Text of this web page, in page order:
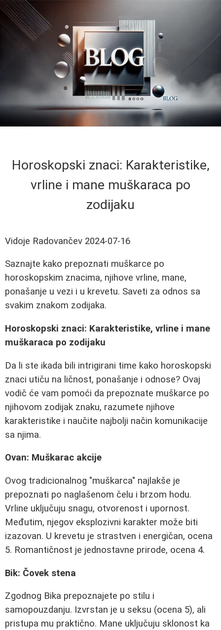
Horoskopski znaci: Karakteristike,
vrline i mane muškaraca po
zodijaku
Vidoje Radovančev 2024-07-16
Saznajte kako prepoznati muškarce po
horoskopskim znacima, njihove vrline, mane,
ponašanje u vezi i u krevetu. Saveti za odnos sa
svakim znakom zodijaka.
Horoskopski znaci: Karakteristike, vrline i mane
muškaraca po zodijaku
Da li ste ikada bili intrigirani time kako horoskopski
znaci utiču na ličnost, ponašanje i odnose? Ovaj
vodič će vam pomoći da prepoznate muškarce po
njihovom zodijak znaku, razumete njihove
karakteristike i naučite najbolji način komunikacije
sa njima.
Ovan: Muškarac akcije
Ovog tradicionalnog "muškarca" najlakše je
prepoznati po naglašenom čelu i brzom hodu.
Vrline uključuju snagu, otvorenost i upornost.
Međutim, njegov eksplozivni karakter može biti
izazovan. U krevetu je strastven i energičan, ocena
5. Romantičnost je jednostavne prirode, ocena 4.
Bik: Čovek stena
Zgodnog Bika prepoznajete po stilu i
samopouzdanju. Izvrstan je u seksu (ocena 5), ali
pristupa mu praktično. Mane uključuju sklonost ka